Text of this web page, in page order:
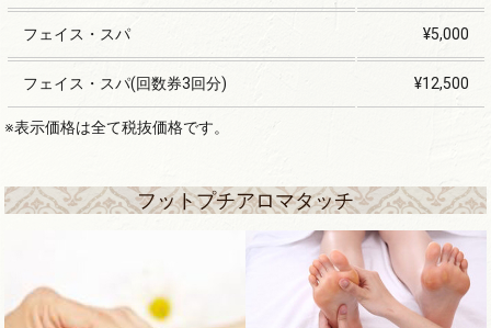
フェイス・スパ ¥5,000
フェイス・スパ(回数券3回分) ¥12,500
※表示価格は全て税抜価格です。
フットプチアロマタッチ